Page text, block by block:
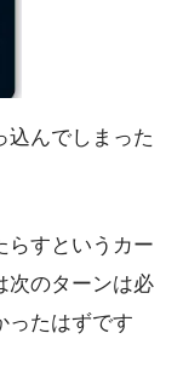
込んでしまった
らすというカー
次のターンは必
ったはずです